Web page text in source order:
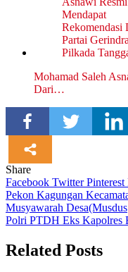
Mohamad Saleh
Dari…
Share
Facebook TwitterPinterest
Navigasi
pos
Pekon Kagungan
Musyawarah Desa(Musdus
Polri PTDH Eks Kapolres
Related Posts